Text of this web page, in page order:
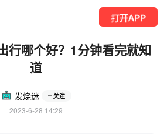
打开APP
行哪个好？1分钟看完就知
道
发烧迷 关注
2023-6-28 14:29